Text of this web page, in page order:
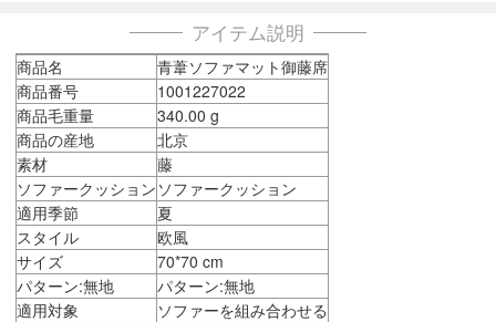
アイテム説明
商品名
青葦ソファマット御藤席
商品番号
1001227022
商品毛重量
340.00 g
商品の産地
北京
素材
藤
ソファークッション ソファークッション
適用季節
夏
スタイル
欧風
サイズ
70*70 cm
パターン:無地
パターン:無地
適用対象
ソファーを組み合わせる